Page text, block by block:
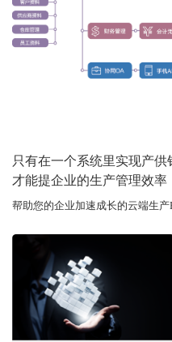
只有在一个系统里实现产供
才能提企业的生产管理效率
帮助您的企业加速成长的云端生产